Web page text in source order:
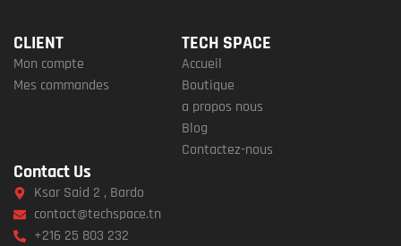
CLIENT
Mon compte
Mes commandes
TECH SPACE
Accueil
Boutique
a propos nous
Blog
Contactez-nous
Contact Us
Ksar Said 2 , Bardo
contact@techspace.tn
+216 25 803 232